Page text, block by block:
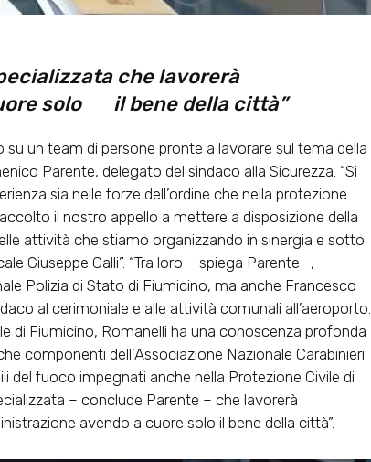
che lavorerà
solo il bene della città”
su un team di persone pronte a lavorare sul tema della
Parente, delegato del sindaco alla Sicurezza. “Si
sia nelle forze dell’ordine che nella protezione
il nostro appello a mettere a disposizione della
attività che stiamo organizzando in sinergia e sotto
Giuseppe Galli”. “Tra loro – spiega Parente -,
Polizia di Stato di Fiumicino, ma anche Francesco
al cerimoniale e alle attività comunali all’aeroporto.
di Fiumicino, Romanelli ha una conoscenza profonda
componenti dell’Associazione Nazionale Carabinieri
del fuoco impegnati anche nella Protezione Civile di
– conclude Parente – che lavorerà
avendo a cuore solo il bene della città”.